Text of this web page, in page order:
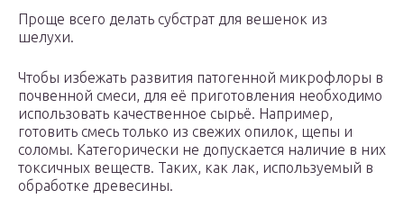
Проще всего делать субстрат для вешенок из
шелухи.
Чтобы избежать развития патогенной микрофлоры в
почвенной смеси, для её приготовления необходимо
использовать качественное сырьё. Например,
готовить смесь только из свежих опилок, щепы и
соломы. Категорически не допускается наличие в них
токсичных веществ. Таких, как лак, используемый в
обработке древесины.